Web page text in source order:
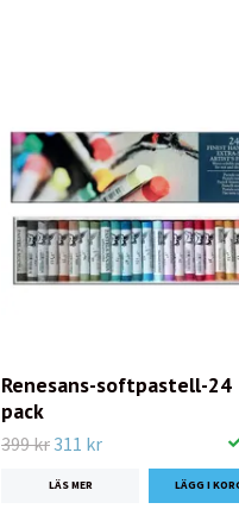
Renesans-softpastell-24
pack
399 kr311 kr
LÄS MER